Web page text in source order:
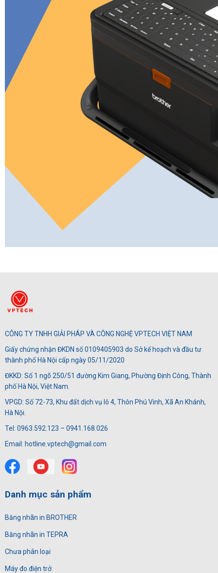
CÔNG TY TNHH GIẢI PHÁP VÀ CÔNG NGHỆ VPTECH VIỆT NAM
Giấy chứng nhận ĐKDN số 0109405903 do Sở kế hoạch và đầu tư
thành phố Hà Nội cấp ngày 05/11/2020
ĐKKD: Số 1 ngõ 250/51 đường Kim Giang, Phường Định Công, Thành
phố Hà Nội, Việt Nam.
VPGD: Số 72-73, Khu đất dịch vụ lô 4, Thôn Phú Vinh, Xã An Khánh,
Hà Nội.
Tel: 0963.592.123 – 0941.168.026
Email: hotline.vptech@gmail.com
Danh mục sản phẩm
Băng nhãn in BROTHER
Băng nhãn in TEPRA
Chưa phân loại
Máy đo điện trở